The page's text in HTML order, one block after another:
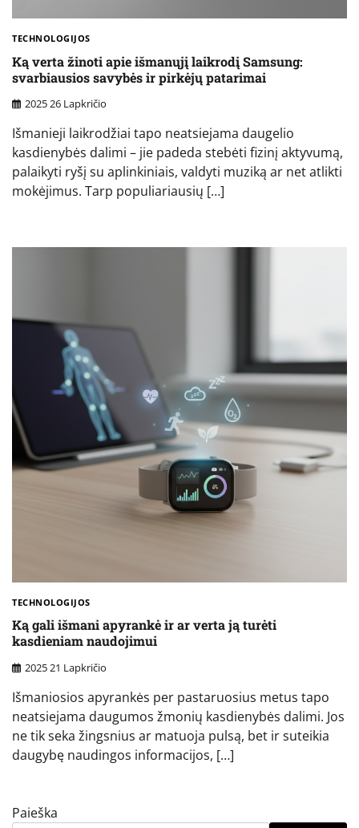
TECHNOLOGIJOS
Ką verta žinoti apie išmanųjį laikrodį Samsung:
svarbiausios savybės ir pirkėjų patarimai
2025 26 Lapkričio
Išmanieji laikrodžiai tapo neatsiejama daugelio
kasdienybės dalimi – jie padeda stebėti fizinį aktyvumą,
palaikyti ryšį su aplinkiniais, valdyti muziką ar net atlikti
mokėjimus. Tarp populiariausių […]
TECHNOLOGIJOS
Ką gali išmani apyrankė ir ar verta ją turėti
kasdieniam naudojimui
2025 21 Lapkričio
Išmaniosios apyrankės per pastaruosius metus tapo
neatsiejama daugumos žmonių kasdienybės dalimi. Jos
ne tik seka žingsnius ar matuoja pulsą, bet ir suteikia
daugybę naudingos informacijos, […]
Paieška